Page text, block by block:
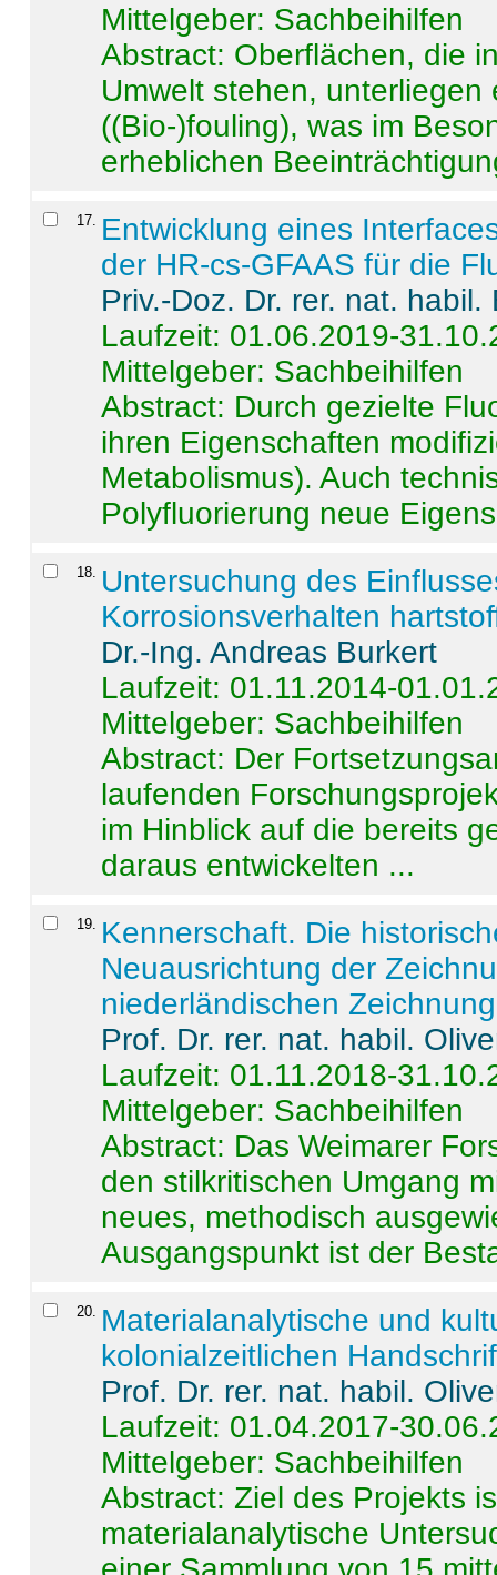
Mittelgeber: Sachbeihilfen
Abstract: Oberflächen, die
Umwelt stehen,
((Bio-)fouling), was im
erheblichen
17
Entwicklung eines
der HR-cs-GFAAS für die
Priv.-Doz. Dr. rer. nat.
Laufzeit: 01.06.2019-
Mittelgeber: Sachbeihilfen
Abstract: Durch gezielte
ihren Eigenschaften
Metabolismus). Auch
Polyfluorierung neue
18
Untersuchung des
Korrosionsverhalten
Dr.-Ing. Andreas Burkert
Laufzeit: 01.11.2014-
Mittelgeber: Sachbeihilfen
Abstract: Der
laufenden
im Hinblick auf die bereits
daraus entwickelten ...
19
Kennerschaft. Die
Neuausrichtung der
niederländischen
Prof. Dr. rer. nat. habil.
Laufzeit: 01.11.2018-
Mittelgeber: Sachbeihilfen
Abstract: Das Weimarer
den stilkritischen Umgang
neues, methodisch
Ausgangspunkt ist der
20
Materialanalytische und
kolonialzeitlichen
Prof. Dr. rer. nat. habil.
Laufzeit: 01.04.2017-
Mittelgeber: Sachbeihilfen
Abstract:Ziel des Projekts
materialanalytische